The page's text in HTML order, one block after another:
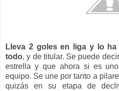
Lleva 2 goles en liga y lo
todo, y de titular. Se puede
estrella y que ahora si es
equipo. Se une por tanto a
quizás en su etapa de